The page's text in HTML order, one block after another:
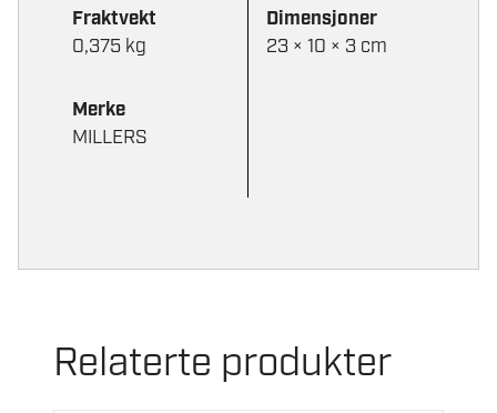
Fraktvekt
0,375 kg
Dimensjoner
23 × 10 × 3 cm
Merke
MILLERS
Relaterte produkter